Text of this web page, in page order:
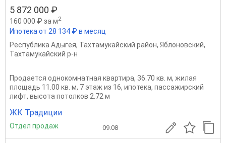
5 872 000 ₽
160 000 ₽ за м2
Ипотека от 28 134 ₽ в месяц
Республика Адыгея, Тахтамукайский район, Яблоновский,
Тахтамукайский р-н
Продается однокомнатная квартира, 36.70 кв. м, жилая
площадь 11.00 кв. м, 7 этаж из 16, ипотека, пассажирский
лифт, высота потолков 2.72 м
ЖК Традиции
Отдел продаж 09.08